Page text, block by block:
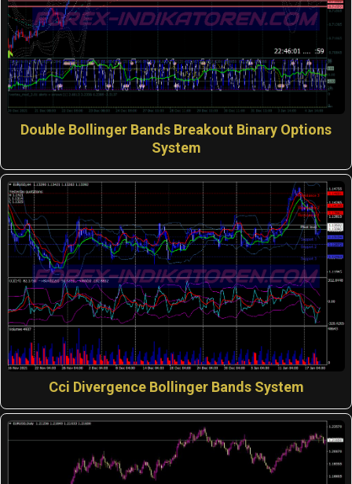
Double Bollinger Bands Breakout Binary Options
System
Cci Divergence Bollinger Bands System